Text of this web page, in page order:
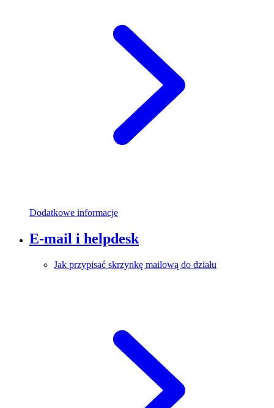
Dodatkowe informacje
E-mail i helpdesk
Jak przypisać skrzynkę mailową do działu